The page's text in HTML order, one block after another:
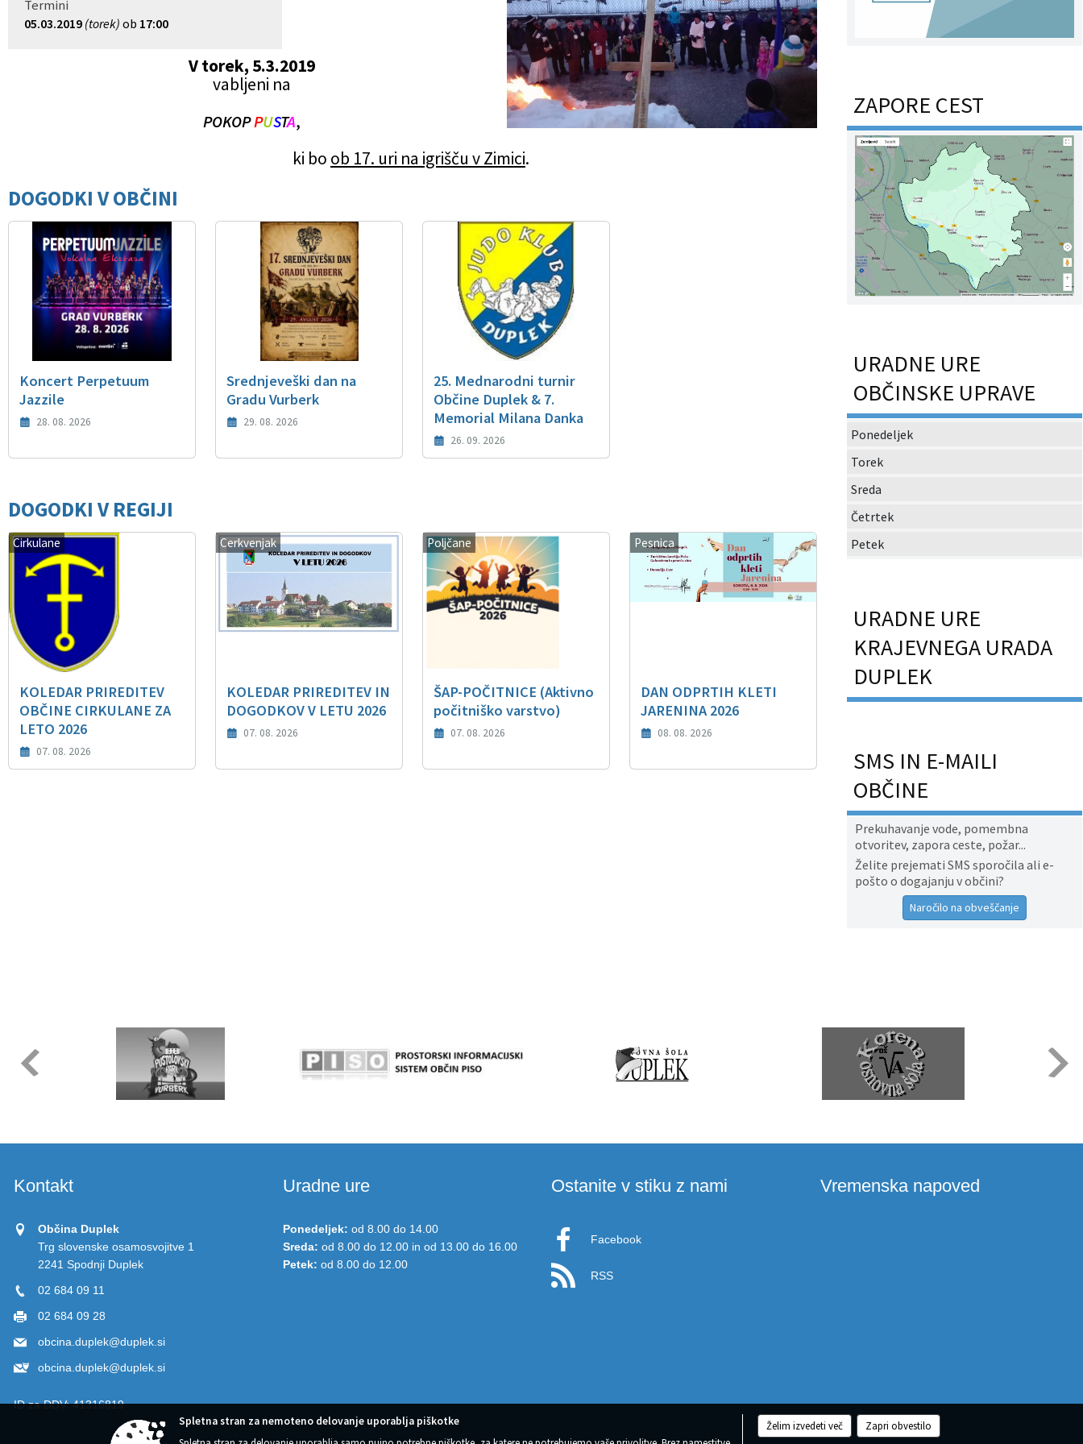
Termini
05.03.2019 (torek) ob 17:00
V torek, 5.3.2019
vabljeni na
POKOPPUSTA,
ki bo ob 17. uri na igrišču v Zimici.
DOGODKI V OBČINI
Koncert Perpetuum
Jazzile
28. 08. 2026
Srednjeveški dan na
Gradu Vurberk
29. 08. 2026
25. Mednarodni turnir
Občine Duplek & 7.
Memorial Milana Danka
26. 09. 2026
DOGODKI V REGIJI
Cirkulane
KOLEDAR PRIREDITEV
OBČINE CIRKULANE ZA
LETO 2026
07. 08. 2026
Cerkvenjak
KOLEDAR PRIREDITEV IN
DOGODKOV V LETU 2026
07. 08. 2026
Poljčane
ŠAP-POČITNICE (Aktivno
počitniško varstvo)
07. 08. 2026
Pesnica
DAN ODPRTIH KLETI
JARENINA 2026
08. 08. 2026
ZAPORE CEST
URADNE URE
OBČINSKE UPRAVE
Ponedeljek
Torek
Sreda
Četrtek
Petek
URADNE URE
KRAJEVNEGA URADA
DUPLEK
SMS IN E-MAILI
OBČINE
Prekuhavanje vode, pomembna
otvoritev, zapora ceste, požar...
Želite prejemati SMS sporočila ali e-
pošto o dogajanju v občini?
Naročilo na obveščanje
Kontakt
Občina Duplek
Trg slovenske osamosvojitve 1
2241 Spodnji Duplek
02 684 09 11
02 684 09 28
obcina.duplek@duplek.si
obcina.duplek@duplek.si
ID za DDV: 41316819
Uradne ure
Ponedeljek: od 8.00 do 14.00
Sreda: od 8.00 do 12.00 in od 13.00 do 16.00
Petek: od 8.00 do 12.00
Ostanite v stiku z nami
Facebook
RSS
Vremenska napoved
Spletna stran za nemoteno delovanje uporablja piškotke
Želim izvedeti več Zapri obvestilo
Občinski nagrajenci
Proračun občine